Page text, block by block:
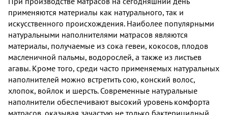
применяются материалы как натурального, так и
искусственного происхождения. Наиболее популярными
натуральными наполнителями матрасов являются
материалы, получаемые из сока гевеи, кокосов, плодов
масленичной пальмы, водорослей, а также из листьев
агавы. Кроме того, среди часто применяемых натуральных
наполнителей можно встретить сою, конский волос,
хлопок, войлок и шерсть. Современные натуральные
наполнители обеспечивают высокий уровень комфорта
матрасов, оказывая зачастую не только бактерицидный,